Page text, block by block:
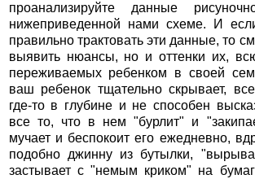
проанализируйте данные
нижеприведенной нами схеме. И
правильно трактовать эти данные, то
выявить нюансы, но и оттенки их,
переживаемых ребенком в своей
ваш ребенок тщательно скрывает,
где-то в глубине и не способен
все то, что в нем "бурлит" и
мучает и беспокоит его ежедневно,
подобно джинну из бутылки,
застывает с "немым криком" на